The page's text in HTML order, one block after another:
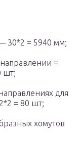
30*2 = 5940 мм;
=
шт;
для
= 80 шт;
хомутов